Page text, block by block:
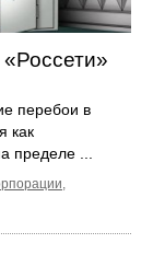
перебои в
как
пределе ...